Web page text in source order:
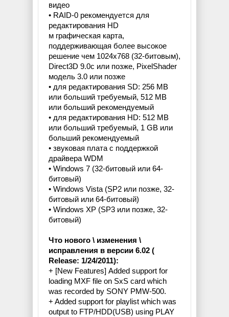
видео
• RAID-0 рекомендуется для
редактирования HD
м графическая карта,
поддерживающая более высокое
решение чем 1024x768 (32-битовым),
Direct3D 9.0c или позже, PixelShader
модель 3.0 или позже
• для редактирования SD: 256 MB
или больший требуемый, 512 MB
или больший рекомендуемый
• для редактирования HD: 512 MB
или больший требуемый, 1 GB или
больший рекомендуемый
• звуковая плата с поддержкой
драйвера WDM
• Windows 7 (32-битовый или 64-
битовый)
• Windows Vista (SP2 или позже, 32-
битовый или 64-битовый)
• Windows XP (SP3 или позже, 32-
битовый)
Что нового \ изменения \
исправления в версии 6.02 (
Release: 1/24/2011):
+ [New Features] Added support for
loading MXF file on SxS card which
was recorded by SONY PMW-500.
+ Added support for playlist which was
output to FTP/HDD(USB) using PLAY